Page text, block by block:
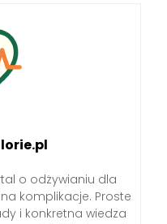
o odżywianiu dla
komplikacje. Proste
i konkretna wiedza